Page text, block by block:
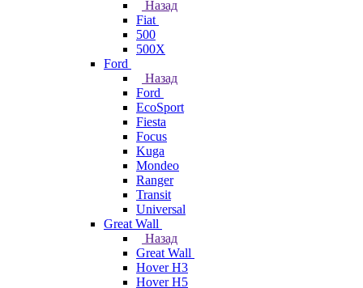
Назад
Fiat
500
500X
Ford
Назад
Ford
EcoSport
Fiesta
Focus
Kuga
Mondeo
Ranger
Transit
Universal
Great Wall
Назад
Great Wall
Hover H3
Hover H5